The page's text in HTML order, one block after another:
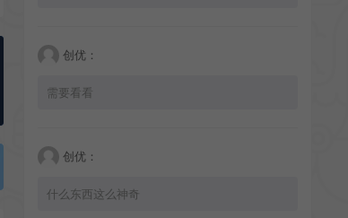
创优：
需要看看
创优：
什么东西这么神奇